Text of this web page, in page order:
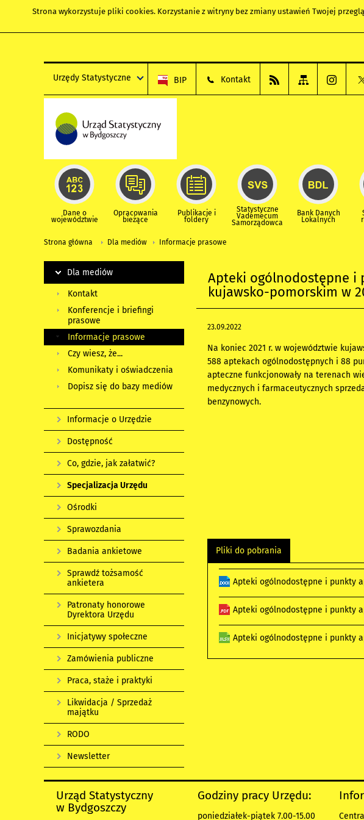
Strona wykorzystuje pliki cookies. Korzystanie z witryny bez zmiany ustawień Twojej
Urzędy Statystyczne BIP Kontakt
Dane o
województwie
Opracowania
bieżące
Publikacje i
foldery
Statystyczne
Vademecum
Samorządowca
Bank Danych
Lokalnych
Strona główna Dla mediów Informacje prasowe
Apteki ogólnodostępne i
kujawsko-pomorskim w
23.09.2022
Na koniec 2021 r. w województwie
588 aptekach ogólnodostępnych i 88
apteczne funkcjonowały na terenach
medycznych i farmaceutycznych
benzynowych.
Pliki do pobrania
Apteki ogólnodostępne i punkty
Apteki ogólnodostępne i punkty
Apteki ogólnodostępne i punkty
Dla mediów
Kontakt
Konferencje i briefingi
prasowe
Informacje prasowe
Czy wiesz, że...
Komunikaty i oświadczenia
Dopisz się do bazy mediów
Informacje o Urzędzie
Dostępność
Co, gdzie, jak załatwić?
Specjalizacja Urzędu
Ośrodki
Sprawozdania
Badania ankietowe
Sprawdź tożsamość
ankietera
Patronaty honorowe
Dyrektora Urzędu
Inicjatywy społeczne
Zamówienia publiczne
Praca, staże i praktyki
Likwidacja / Sprzedaż
majątku
RODO
Newsletter
Urząd Statystyczny
w Bydgoszczy
Godziny pracy Urzędu:
poniedziałek-piątek 7.00-15.00